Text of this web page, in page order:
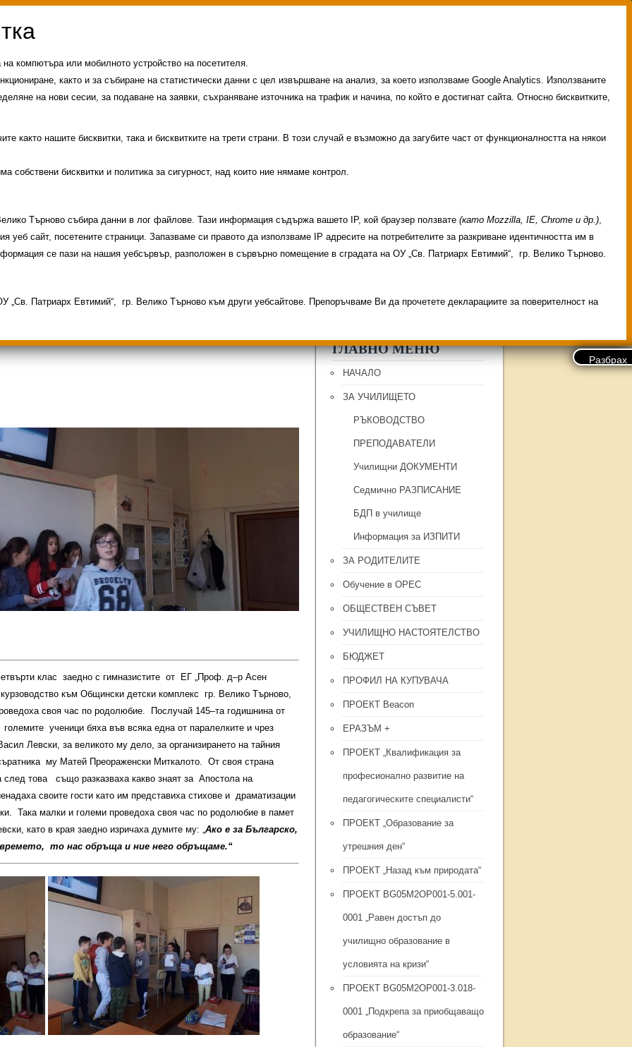
История на училището Контакти
Прием
клас заедно с гимназистите от ЕГ „Проф. д–р Асен
към Общински детски комплекс гр. Велико Търново,
своя час по родолюбие. Послучай 145–та годишнина от
ученици бяха във всяка една от паралелките и чрез
Левски, за великото му дело, за организирането на тайния
му Матей Преораженски Миткалото. От своя страна
след това също разказваха какво знаят за Апостола на
своите гости като им представиха стихове и драматизации
Така малки и големи проведоха своя час по родолюбие в памет
като в края заедно изричаха думите му: „Ако е за Българско,
то нас обръща и ние него обръщаме.“
ГЛАВНО МЕНЮ
НАЧАЛО
ЗА УЧИЛИЩЕТО
РЪКОВОДСТВО
ПРЕПОДАВАТЕЛИ
Училищни ДОКУМЕНТИ
Седмично РАЗПИСАНИЕ
БДП в училище
Информация за ИЗПИТИ
ЗА РОДИТЕЛИТЕ
Обучение в ОРЕС
ОБЩЕСТВЕН СЪВЕТ
УЧИЛИЩНО НАСТОЯТЕЛСТВО
БЮДЖЕТ
ПРОФИЛ НА КУПУВАЧА
ПРОЕКТ Beacon
ЕРАЗЪМ +
ПРОЕКТ „Квалификация за
професионално развитие на
педагогическите специалисти“
ПРОЕКТ „Образование за
утрешния ден“
ПРОЕКТ „Назад към природата“
ПРОЕКТ BG05M2OP001-5.001-
0001 „Равен достъп до
училищно образование в
условията на кризи“
ПРОЕКТ BG05M2ОP001-3.018-
0001 „Подкрепа за приобщаващо
образование“
компютъра или мобилното устройство на посетителя.
както и за събиране на статистически данни с цел извършване на анализ, за което използваме Google Analytics. Използваните
на нови сесии, за подаване на заявки, съхраняване източника на трафик и начина, по който е достигнат сайта. Относно бисквитките,
както нашите бисквитки, така и бисквитките на трети страни. В този случай е възможно да загубите част от функционалността на някои
бисквитки и политика за сигурност, над които ние нямаме контрол.
Търново събира данни в лог файлове. Тази информация съдържа вашето IP, кой браузер ползвате (като Mozzilla, IE, Chrome и др.),
уеб сайт, посетените страници. Запазваме си правото да използваме IP адресите на потребителите за разкриване идентичността им в
се пази на нашия уебсървър, разположен в сървърно помещение в сградата на ОУ „Св. Патриарх Евтимий“, гр. Велико Търново.
„Св. Патриарх Евтимий“, гр. Велико Търново към други уебсайтове. Препоръчваме Ви да прочетете декларациите за поверителност на